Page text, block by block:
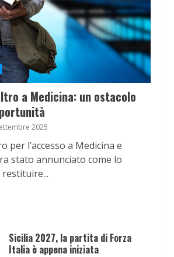
a Medicina: un ostacolo
2025
per l’accesso a Medicina e
stato annunciato come lo
Sicilia 2027, la partita di Forza
Italia è appena iniziata